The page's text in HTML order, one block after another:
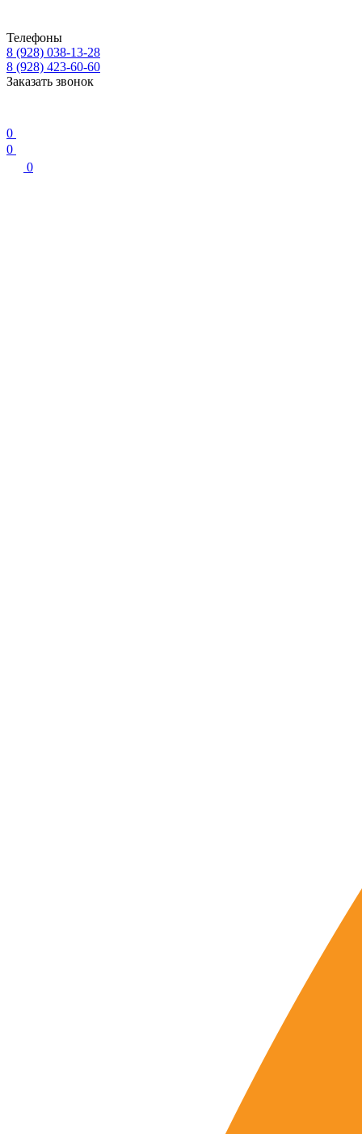
Телефоны
8 (928) 038-13-28
8 (928) 423-60-60
Заказать звонок
0
0
0